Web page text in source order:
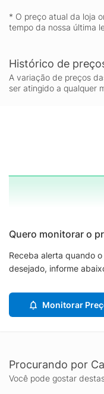
* O preço atual da loja
tempo da nossa última
Histórico de
A variação de preços
ser atingido a qualquer
Quero monitorar o
Receba alerta quando
desejado, informe
Monitorar
Procurando por
Você pode gostar